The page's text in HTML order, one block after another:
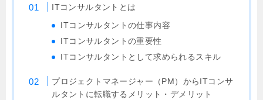
ITコンサルタントとは
ITコンサルタントの仕事内容
ITコンサルタントの重要性
ITコンサルタントとして求められるスキル
プロジェクトマネージャー（PM）からITコンサ
ルタントに転職するメリット・デメリット